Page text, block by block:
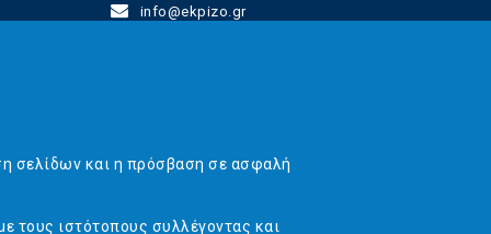
πάσα
info@ekpizo.gr
σελίδων και η πρόσβαση σε ασφαλή
τους ιστότοπους συλλέγοντας και